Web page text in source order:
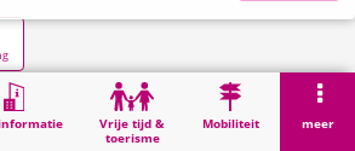
Vrije tijd &
toerisme
Mobiliteit meer